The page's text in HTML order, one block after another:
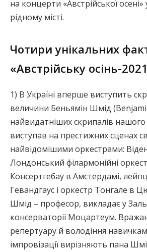
на концерти «Австрійської
рідному місті.
Чотири унікальних
«Австрійську осінь-
1) В Україні вперше виступить
величини Беньямін Шмід
найвидатніших скрипалів
виступав на престижних сценах
найвідомішими оркестрами:
Лондонський філармонійні
Консертгебау в Амстердамі,
Гевандгаус і оркестр Тонгале в
Шмід – професор, викладає у
консерваторії Моцартеум.
репертуару й володіння
імпровізації вирізняють пана